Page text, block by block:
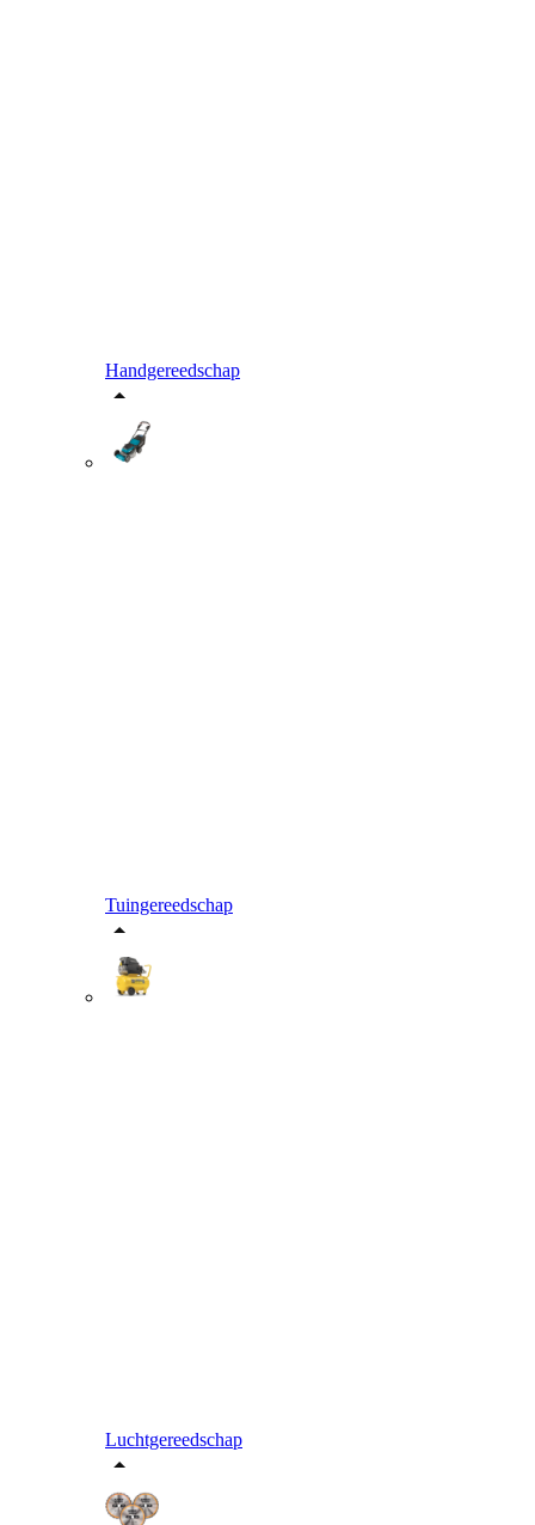
Handgereedschap
Tuingereedschap
Luchtgereedschap